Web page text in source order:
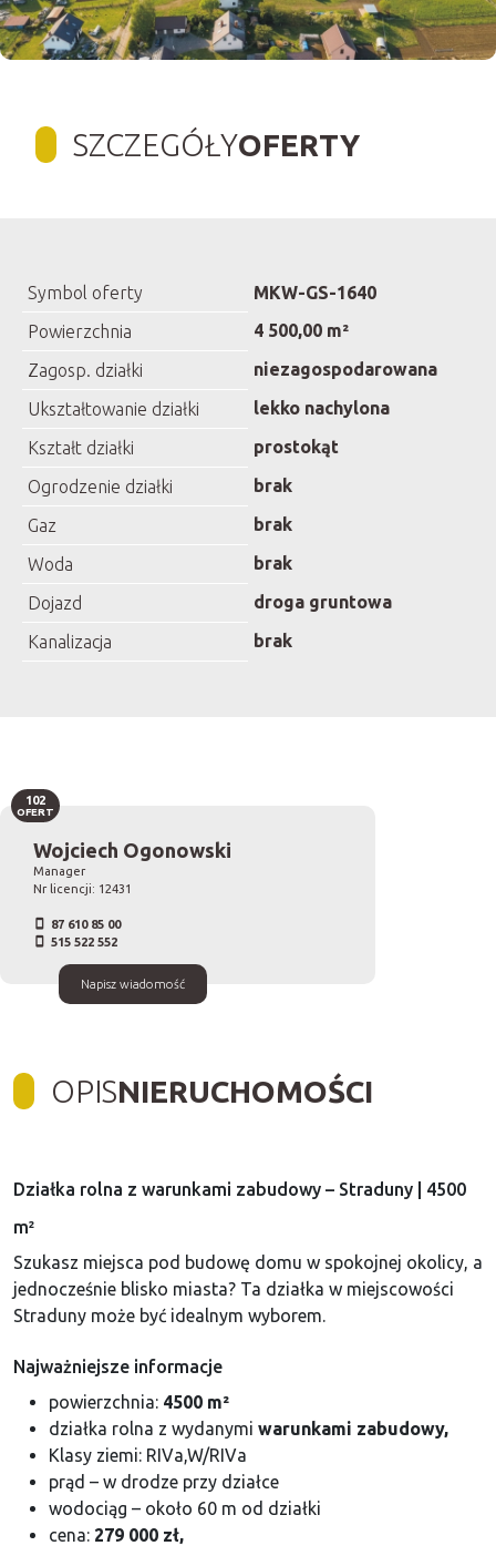
SZCZEGÓŁYOFERTY
Symbol oferty
MKW-GS-1640
Powierzchnia
4 500,00 m²
Zagosp. działki
niezagospodarowana
Ukształtowanie działki
lekko nachylona
Kształt działki
prostokąt
Ogrodzenie działki
brak
Gaz
brak
Woda
brak
Dojazd
droga gruntowa
Kanalizacja
brak
Wojciech Ogonowski
Manager
Nr licencji: 12431
87 610 85 00
515 522 552
Napisz wiadomość
102
OFERT
OPISNIERUCHOMOŚCI
Działka rolna z warunkami zabudowy – Straduny | 4500
m²
Szukasz miejsca pod budowę domu w spokojnej okolicy, a
jednocześnie blisko miasta? Ta działka w miejscowości
Straduny może być idealnym wyborem.
Najważniejsze informacje
powierzchnia: 4500 m²
działka rolna z wydanymi warunkami zabudowy,
Klasy ziemi: RIVa,W/RIVa
prąd – w drodze przy działce
wodociąg – około 60 m od działki
cena: 279 000 zł,